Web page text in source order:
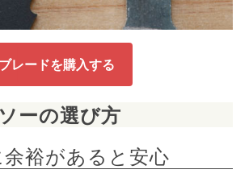
レードを購入する
ーの選び方
裕があると安心